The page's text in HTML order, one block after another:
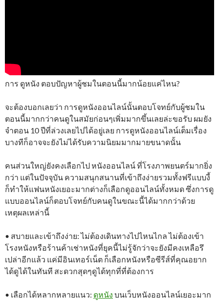
การ ดูหนัง ตอบปัญหาผู้ชมในตอนนี้มากน้อยแค่ไหน?
จะต้องบอกเลยว่า การดูหนังออนไลน์นั้นตอบโจทย์กับผู้ชมใน
ตอนนี้มากกว่าคนดูในสมัยก่อนๆเพิ่มมากขึ้นเลยล่ะขอรับ ผมยัง
จำตอน 10 ปีที่ล่วงเลยไปได้อยู่เลย การดูหนังออนไลน์เต็มเรื่อง
บางทีก็อาจจะยังไม่ได้รับความนิยมมากมายขนาดนั้น
คนส่วนใหญ่ยังคงเลือกไป หนังออนไลน์ ที่โรงภาพยนตร์มากยิ่ง
กว่า แต่ในปัจจุบัน ความสนุกสนานที่เข้าถึงง่ายรวมทั้งฟรีแบบงี้
ก็ทำให้แฟนหนังเยอะมากต่างก็เลือกดูออนไลน์ทั้งหมด ซึ่งการดู
แบบออนไลน์ก็ตอบโจทย์กับคนดูในขณะนี้ได้มากกว่าด้วย
เหตุผลเหล่านี้
• สบายและเข้าถึงง่าย: ไม่ต้องเดินทางไปไหนไกล ไม่ต้องเข้า
โรงหนังหรือร้านค้าเช่าหนังที่ยุคนี้ไม่รู้จักว่าจะยังมีคงเหลือรึ
เปล่าอีกแล้ว แค่มีอินเทอร์เน็ต ก็เลือกหนังหรือซีรีส์ที่คุณอยาก
ได้ดูได้ในทันที สะดวกสุดๆดูได้ทุกที่ที่ต้องการ
• เลือกได้หลากหลายแนว: ดูหนัง บนเว็บหนังออนไลน์เยอะมาก